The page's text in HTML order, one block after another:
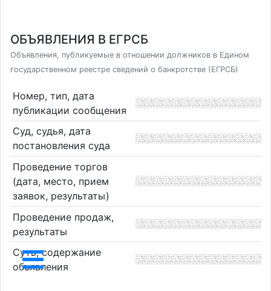
ОБЪЯВЛЕНИЯ В ЕГРСБ
Объявления, публикуемые в отношении должников в Едином
государственном реестре сведений о банкротстве (ЕГРСБ)
Номер, тип, дата
публикации сообщения
Суд, судья, дата
постановления суда
Проведение торгов
(дата, место, прием
заявок, результаты)
Проведение продаж,
результаты
Суть, содержание
объявления